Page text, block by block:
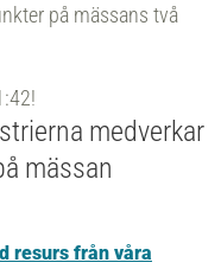
på mässans två
medverkar
mässan
resurs från våra